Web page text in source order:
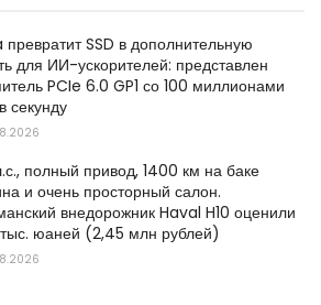
превратит SSD в дополнительную
для ИИ-ускорителей: представлен
PCIe 6.0 GP1 со 100 миллионами
секунду
полный привод, 1400 км на баке
и очень просторный салон.
внедорожник Haval H10 оценили
тыс. юаней (2,45 млн рублей)